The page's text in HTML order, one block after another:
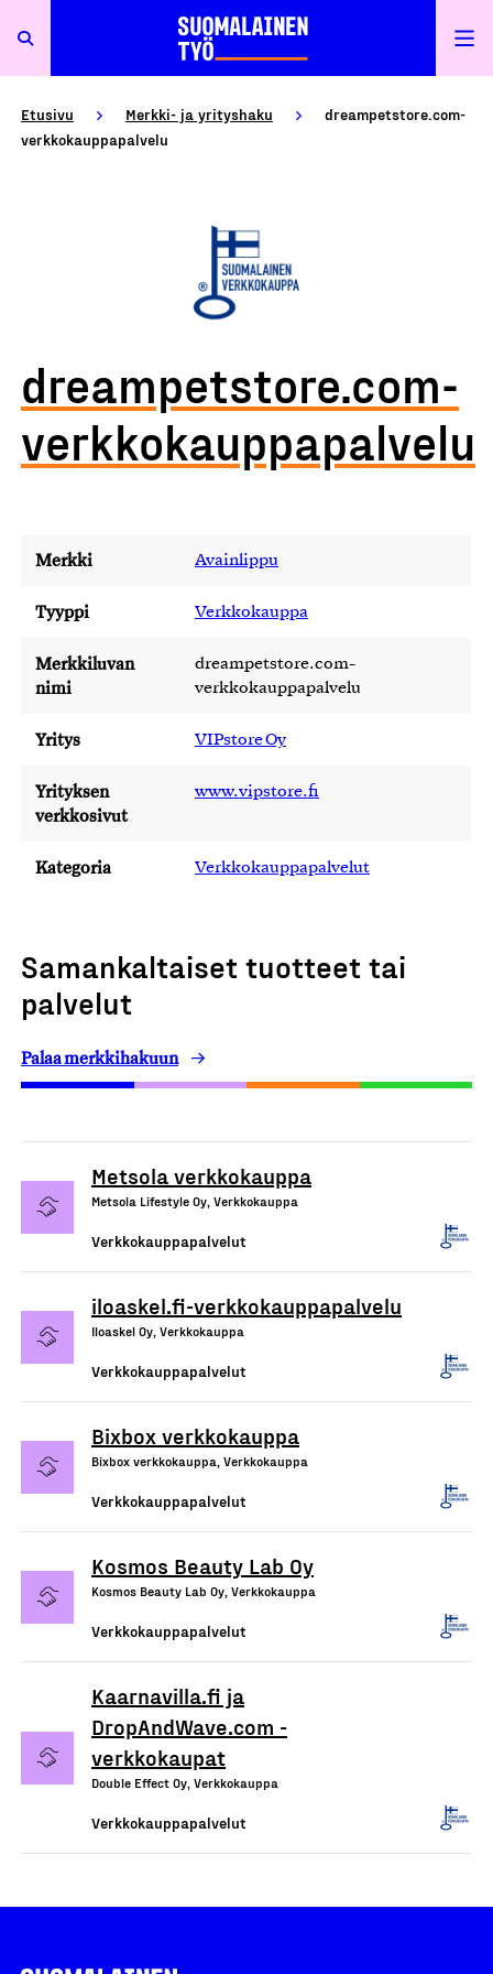
Etusivu Merkki- ja yrityshaku
dreampetstore.com-
verkkokauppapalvelu
dreampetstore.com-
verkkokauppapalvelu
Merkki Avainlippu
Tyyppi Verkkokauppa
Merkkiluvan
nimi
dreampetstore.com-
verkkokauppapalvelu
Yritys VIPstore Oy
Yrityksen
verkkosivut
www.vipstore.fi
Kategoria Verkkokauppapalvelut
Samankaltaiset tuotteet tai
palvelut
Palaa merkkihakuun
Metsola verkkokauppa
Metsola Lifestyle Oy, Verkkokauppa
Verkkokauppapalvelut
iloaskel.fi-verkkokauppapalvelu
Iloaskel Oy, Verkkokauppa
Verkkokauppapalvelut
Bixbox verkkokauppa
Bixbox verkkokauppa, Verkkokauppa
Verkkokauppapalvelut
Kosmos Beauty Lab Oy
Kosmos Beauty Lab Oy, Verkkokauppa
Verkkokauppapalvelut
Kaarnavilla.fi ja
DropAndWave.com -
verkkokaupat
Double Effect Oy, Verkkokauppa
Verkkokauppapalvelut